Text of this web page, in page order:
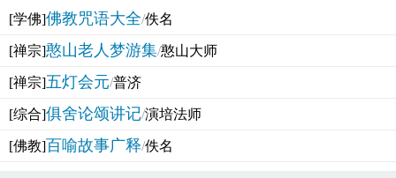
[学佛]佛教咒语大全/佚名
[禅宗]憨山老人梦游集/憨山大师
[禅宗]五灯会元/普济
[综合]俱舍论颂讲记/演培法师
[佛教]百喻故事广释/佚名